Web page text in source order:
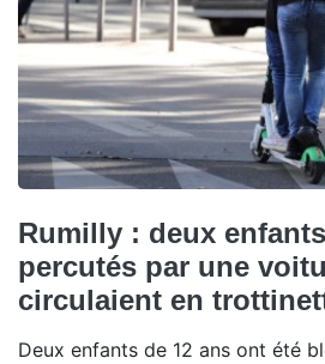
Rumilly : deux
percutés par une
circulaient en
Deux enfants de 12 ans ont été